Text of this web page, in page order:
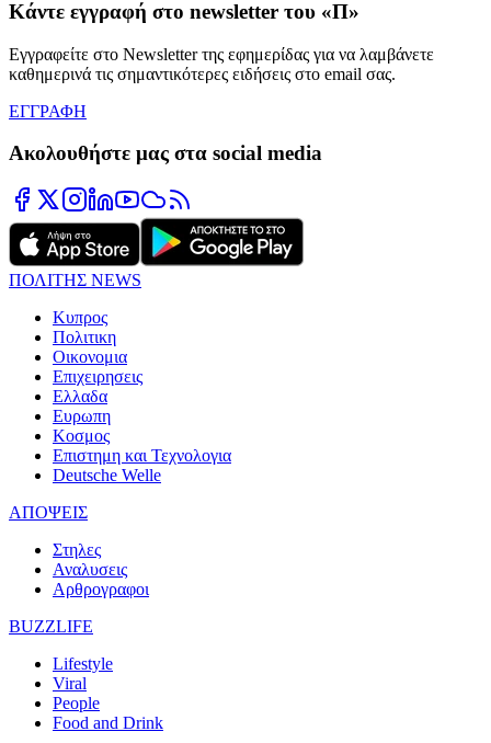
Κάντε εγγραφή στο newsletter του «Π»
Εγγραφείτε στο Newsletter της εφημερίδας για να λαμβάνετε
καθημερινά τις σημαντικότερες ειδήσεις στο email σας.
ΕΓΓΡΑΦΗ
Ακολουθήστε μας στα social media
ΠΟΛΙΤΗΣ NEWS
Κυπρος
Πολιτικη
Οικονομια
Επιχειρησεις
Ελλαδα
Ευρωπη
Κοσμος
Επιστημη και Τεχνολογια
Deutsche Welle
ΑΠΟΨΕΙΣ
Στηλες
Αναλυσεις
Αρθρογραφοι
BUZZLIFE
Lifestyle
Viral
People
Food and Drink